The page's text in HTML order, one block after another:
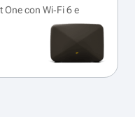
One con Wi‑Fi 6 e